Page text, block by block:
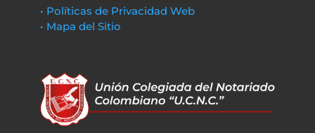
• Políticas de Privacidad Web
• Mapa del Sitio